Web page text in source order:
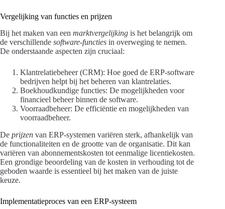
Vergelijking van functies en prijzen
Bij het maken van een marktvergelijking is het belangrijk om
de verschillende software-functies in overweging te nemen.
De onderstaande aspecten zijn cruciaal:
Klantrelatiebeheer (CRM): Hoe goed de ERP-software
bedrijven helpt bij het beheren van klantrelaties.
Boekhoudkundige functies: De mogelijkheden voor
financieel beheer binnen de software.
Voorraadbeheer: De efficiëntie en mogelijkheden van
voorraadbeheer.
De prijzen van ERP-systemen variëren sterk, afhankelijk van
de functionaliteiten en de grootte van de organisatie. Dit kan
variëren van abonnementskosten tot eenmalige licentiekosten.
Een grondige beoordeling van de kosten in verhouding tot de
geboden waarde is essentieel bij het maken van de juiste
keuze.
Implementatieproces van een ERP-systeem